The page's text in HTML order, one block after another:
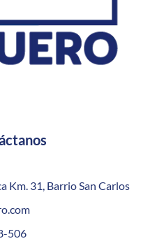
Km. 31, Barrio San Carlos
506